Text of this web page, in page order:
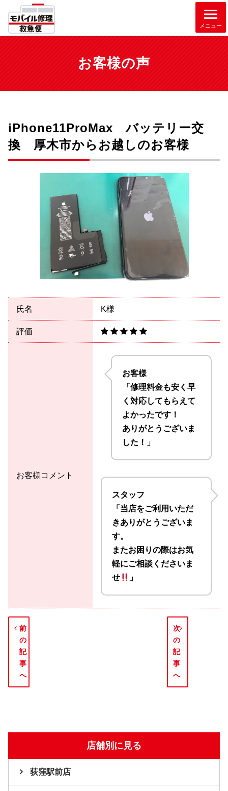
メニュー
お客様の声
iPhone11ProMax バッテリー交
換 厚木市からお越しのお客様
氏名 K様
評価
お客様コメント
お客様
「修理料金も安く早
く対応してもらえて
よかったです！
ありがとうございま
した！」
スタッフ
「当店をご利用いただ
きありがとうございま
す。
またお困りの際はお気
軽にご相談くださいま
せ
」
前
の
記
事
へ
次
の
記
事
へ
店舗別に見る
荻窪駅前店